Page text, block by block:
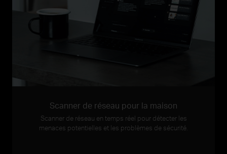
Scanner de réseau pour la maison
Scanner de réseau en temps réel pour détecter les
menaces potentielles et les problèmes de sécurité.